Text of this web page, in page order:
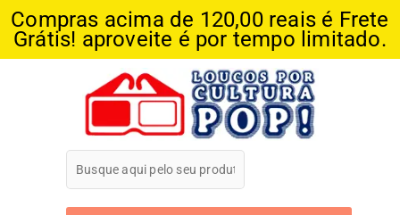
Compras acima de 120,00 reais é Frete
Grátis! aproveite é por tempo limitado.
Loucos Por
Cultura Pop